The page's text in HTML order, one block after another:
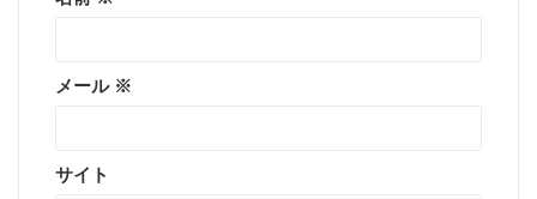
メール ※
サイト